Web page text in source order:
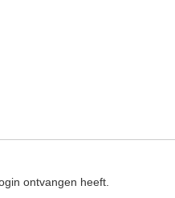
ontvangen heeft.